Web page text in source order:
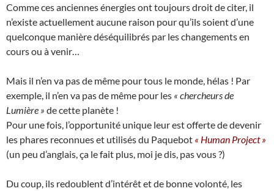
Comme ces anciennes énergies ont toujours droit de citer, il
n’existe actuellement aucune raison pour qu’ils soient d’une
quelconque manière déséquilibrés par les changements en
cours ou à venir…
Mais il n’en va pas de même pour tous le monde, hélas ! Par
exemple, il n’en va pas de même pour les « chercheurs de
Lumière » de cette planète !
Pour une fois, l’opportunité unique leur est offerte de devenir
les phares reconnues et utilisés du Paquebot « Human Project »
(un peu d’anglais, ça le fait plus, moi je dis, pas vous ?)
Du coup, ils redoublent d’intérêt et de bonne volonté, les